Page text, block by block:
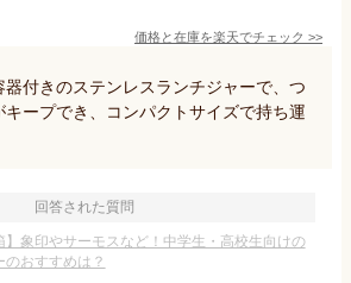
価格と在庫を楽天でチェック >>
付きのステンレスランチジャーで、つ
キープでき、コンパクトサイズで持ち運
回答された質問
】象印やサーモスなど！中学生・高校生向けの
おすすめは？